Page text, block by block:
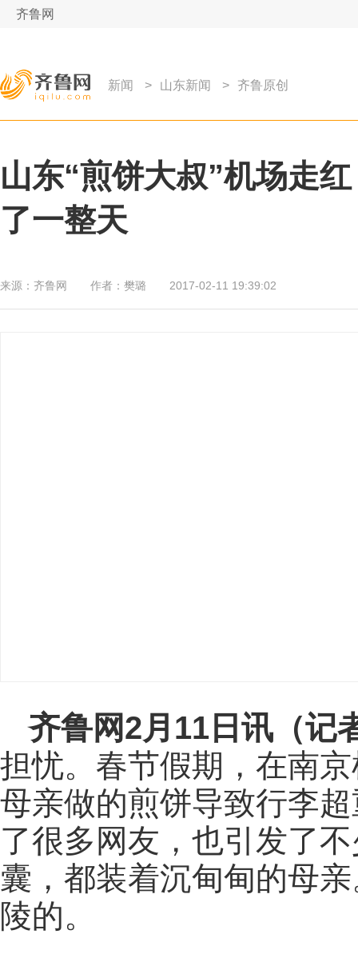
齐鲁网
新闻 > 山东新闻 > 齐鲁原创
山东“煎饼大叔”机场走
了一整天
来源： 齐鲁网 作者： 樊璐 2017-02-11 19:39:02
齐鲁网2月11日讯（记
担忧。春节假期，在南
母亲做的煎饼导致行李
了很多网友，也引发了
囊，都装着沉甸甸的母
陵的。